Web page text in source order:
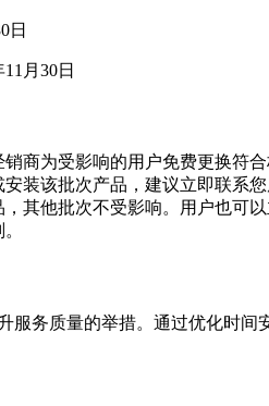
日
月30日
商为受影响的用户免费更换符
装该批次产品，建议立即联系
其他批次不受影响。用户也可
服务质量的举措。通过优化时间